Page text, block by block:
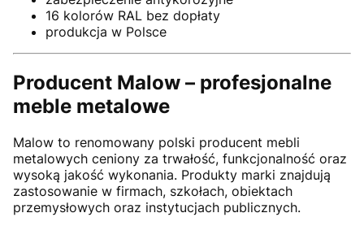
16 kolorów RAL bez dopłaty
produkcja w Polsce
Producent Malow – profesjonalne
meble metalowe
Malow to renomowany polski producent mebli
metalowych ceniony za trwałość, funkcjonalność oraz
wysoką jakość wykonania. Produkty marki znajdują
zastosowanie w firmach, szkołach, obiektach
przemysłowych oraz instytucjach publicznych.